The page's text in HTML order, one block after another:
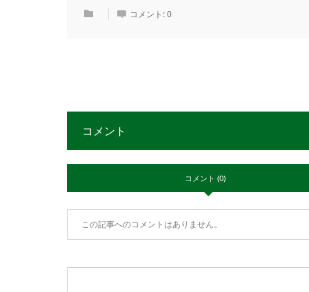
コメント:0
コメント
コメント (0)
この記事へのコメントはありません。